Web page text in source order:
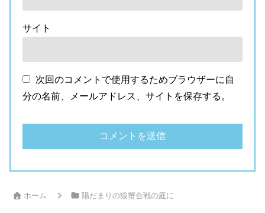
サイト
次回のコメントで使用するためブラウザーに自
分の名前、メールアドレス、サイトを保存する。
ホーム 陽だまりの猿蟹合戦の庭に